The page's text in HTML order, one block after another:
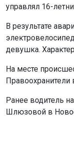
управлял 16-
В результате
девушка.
На месте
Правоохранители
Ранее водитель
Шлюзовой в